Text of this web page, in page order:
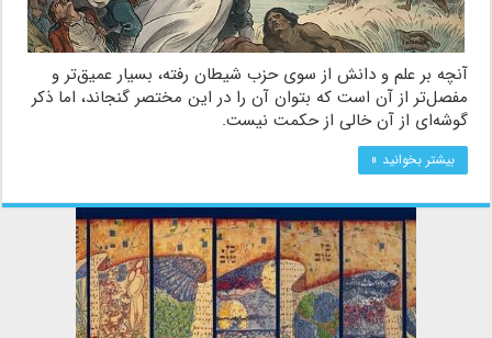
آنچه بر علم و دانش از سوی حزب شیطان رفته، بسیار عمیق‌تر و
مفصل‌تر از آن است که بتوان آن را در این مختصر گنجاند، اما ذکر
گوشه‌ای از آن خالی از حکمت نیست.
بیشتر بخوانید »